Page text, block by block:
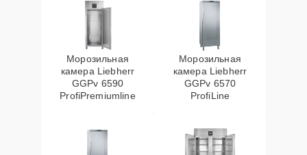
Морозильная
камера Liebherr
GGPv 6590
ProfiPremiumline
Морозильная
камера Liebherr
GGPv 6570
ProfiLine